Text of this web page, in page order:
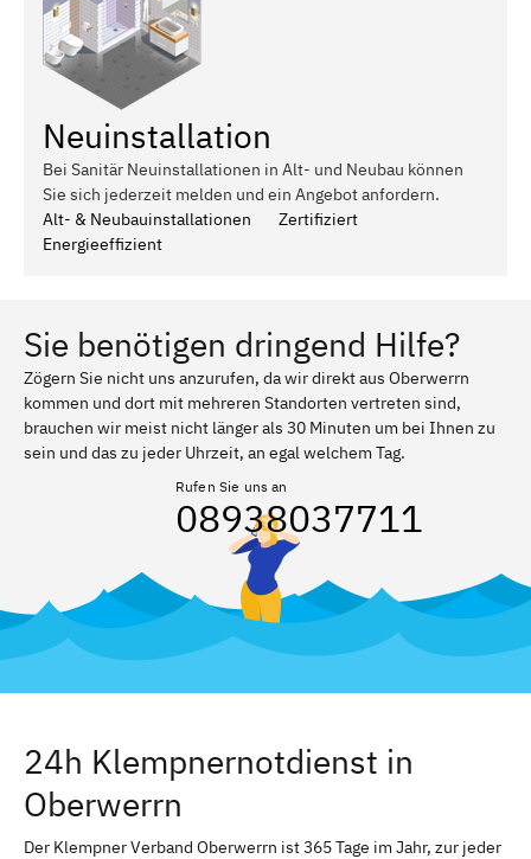
Neuinstallation
Bei Sanitär Neuinstallationen in Alt- und Neubau können
Sie sich jederzeit melden und ein Angebot anfordern.
Alt- & Neubauinstallationen
Zertifiziert
Energieeffizient
Sie benötigen dringend Hilfe?
Zögern Sie nicht uns anzurufen, da wir direkt aus Oberwerrn
kommen und dort mit mehreren Standorten vertreten sind,
brauchen wir meist nicht länger als 30 Minuten um bei Ihnen zu
sein und das zu jeder Uhrzeit, an egal welchem Tag.
Rufen Sie uns an
08938037711
24h Klempnernotdienst in
Oberwerrn
Der Klempner Verband Oberwerrn ist 365 Tage im Jahr, zur jeder